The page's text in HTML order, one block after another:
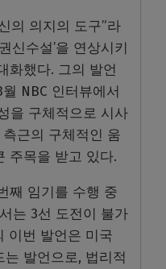
의 의지의 도구”라
신수설’을 연상시키
화했다. 그의 발언
NBC 인터뷰에서
을 구체적으로 시사
근의 구체적인 움
주목을 받고 있다.
째 임기를 수행 중
는 3선 도전이 불가
이번 발언은 미국
발언으로, 법리적